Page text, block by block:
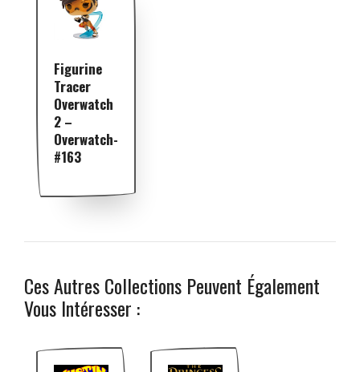
Figurine
Tracer
Overwatch
2 –
Overwatch-
#163
Ces Autres Collections Peuvent Également
Vous Intéresser :